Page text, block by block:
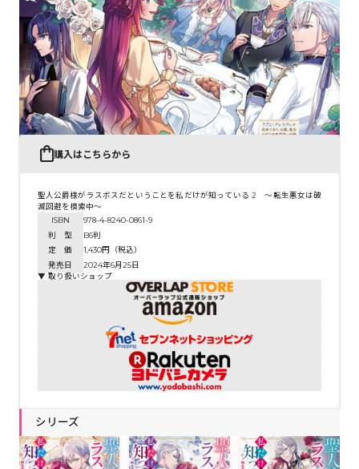
購入はこちらから
聖人公爵様がラスボスだということを私だけが知っている 2 ～転生悪女は破
滅回避を模索中～
ISBN
978-4-8240-0861-9
判 型
B6判
定 価
1,430円（税込）
発売日
2024年6月25日
▼ 取り扱いショップ
シリーズ